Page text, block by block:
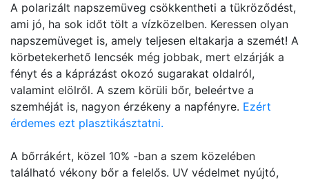
A polarizált napszemüveg csökkentheti a tükröződést,
ami jó, ha sok időt tölt a vízközelben. Keressen olyan
napszemüveget is, amely teljesen eltakarja a szemét! A
körbetekerhető lencsék még jobbak, mert elzárják a
fényt és a káprázást okozó sugarakat oldalról,
valamint elölről. A szem körüli bőr, beleértve a
szemhéját is, nagyon érzékeny a napfényre. Ezért
érdemes ezt plasztikásztatni.
A bőrrákért, közel 10% -ban a szem közelében
található vékony bőr a felelős. UV védelmet nyújtó,